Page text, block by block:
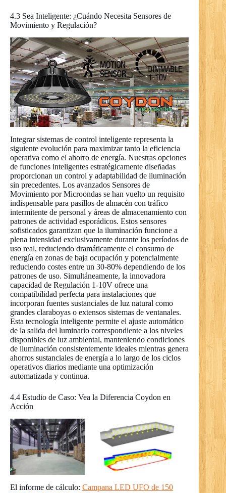
4.3 Sea Inteligente: ¿Cuándo Necesita Sensores de
Movimiento y Regulación?
Integrar sistemas de control inteligente representa la
siguiente evolución para maximizar tanto la eficiencia
operativa como el ahorro de energía. Nuestras opciones
de funciones inteligentes estratégicamente diseñadas
proporcionan un control y adaptabilidad de iluminación
sin precedentes. Los avanzados Sensores de
Movimiento por Microondas se han vuelto un requisito
indispensable para pasillos de almacén con tráfico
intermitente de personal y áreas de almacenamiento con
patrones de actividad esporádicos. Estos sensores
sofisticados garantizan que la iluminación funcione a
plena intensidad exclusivamente durante los períodos de
uso real, reduciendo dramáticamente el consumo de
energía en zonas de baja ocupación y potencialmente
reduciendo costes entre un 30-80% dependiendo de los
patrones de uso. Simultáneamente, la innovadora
capacidad de Regulación 1-10V ofrece una
compatibilidad perfecta para instalaciones que
incorporan fuentes sustanciales de luz natural como
grandes claraboyas o extensos sistemas de ventanales.
Esta tecnología inteligente permite el ajuste automático
de la salida del luminario correspondiente a los niveles
disponibles de luz ambiental, manteniendo condiciones
de iluminación consistentemente ideales mientras genera
ahorros sustanciales de energía a lo largo de los ciclos
operativos diarios mediante una optimización
automatizada y continua.
4.4 Estudio de Caso: Vea la Diferencia Coydon en
Acción
El informe de cálculo: Campana LED UFO de 150